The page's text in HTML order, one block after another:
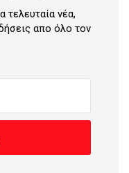
τελευταία νέα,
απο όλο τον